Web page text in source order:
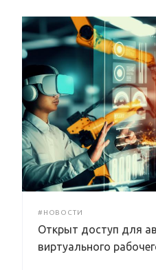
#НОВОСТИ
Открыт доступ для
виртуального